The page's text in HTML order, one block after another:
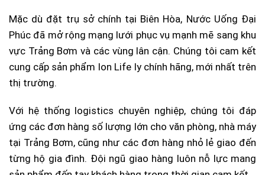
Mặc dù đặt trụ sở chính tại Biên Hòa, Nước Uống Đại
Phúc đã mở rộng mạng lưới phục vụ mạnh mẽ sang khu
vực Trảng Bơm và các vùng lân cận. Chúng tôi cam kết
cung cấp sản phẩm Ion Life ly chính hãng, mới nhất trên
thị trường.
Với hệ thống logistics chuyên nghiệp, chúng tôi đáp
ứng các đơn hàng số lượng lớn cho văn phòng, nhà máy
tại Trảng Bơm, cũng như các đơn hàng nhỏ lẻ giao đến
từng hộ gia đình. Đội ngũ giao hàng luôn nỗ lực mang